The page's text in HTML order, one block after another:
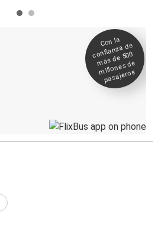
Con la
confianza de
más de 500
millones de
pasajeros